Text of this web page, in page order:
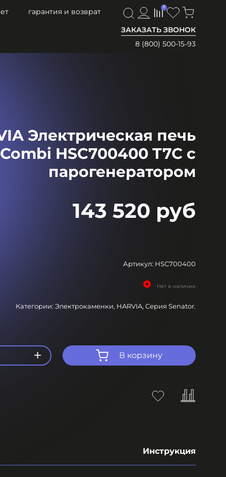
гарантия и возврат
ЗАКАЗАТЬ ЗВОНОК
8 (800) 500-15-93
0
Электрическая печь
HSC700400 T7C c
парогенератором
143 520 руб
Артикул: HSC700400
Нет в наличии
Категории: Электрокаменки, HARVIA, Серия Senator.
В корзину
+
Инструкция